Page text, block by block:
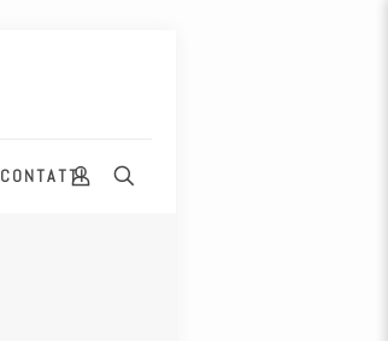
CONTATTI